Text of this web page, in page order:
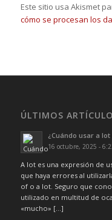
Este sitio usa Akismet
cómo se procesan los
ÚLTIMOS
¿Cuándo usar a
16 octubre, 2025 -
A lot es una expresión de
que haya errores al
of o a lot. Seguro que
utilizado en multitud de
«mucho» […]